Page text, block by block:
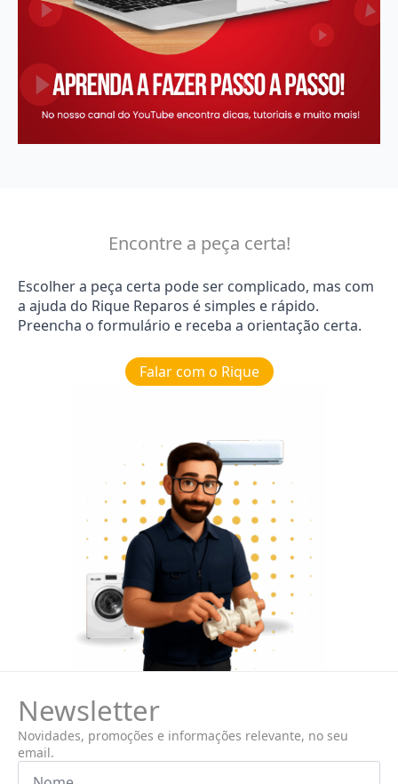
Encontre a peça certa!
Escolher a peça certa pode ser complicado, mas com
a ajuda do Rique Reparos é simples e rápido.
Preencha o formulário e receba a orientação certa.
Falar com o Rique
Newsletter
Novidades, promoções e informações relevante, no seu
email.
Nome